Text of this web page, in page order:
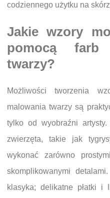
codziennego użytku na
Jakie wzory
pomocą farb
twarzy?
Możliwości tworzenia
malowania twarzy są
tylko od wyobraźni
zwierzęta, takie jak
wykonać zarówno
skomplikowanymi
klasyka; delikatne płatki